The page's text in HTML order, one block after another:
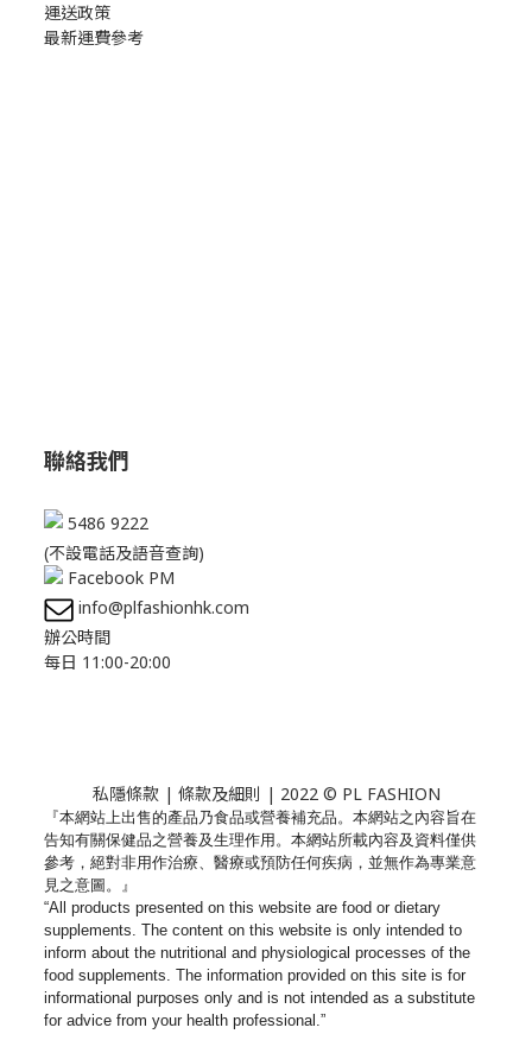
運送政策
最新運費參考
聯絡我們
5486 9222
(不設電話及語音查詢)
Facebook PM
info@plfashionhk.com
辦公時間
每日 11:00-20:00
私隱條款| 條款及細則 | 2022 © PL FASHION
『本網站上出售的產品乃食品或營養補充品。 本網站之內容旨在
告知有關保健品之營養及生理作用。 本網站所載內容及資料僅供
參考，絕對非用作治療、 醫療或預防任何疾病，並無作為專業意
見之意圖。』
“All products presented on this website are food or dietary
supplements. The content on this website is only intended to
inform about the nutritional and physiological processes of the
food supplements. The information provided on this site is for
informational purposes only and is not intended as a substitute
for advice from your health professional.”